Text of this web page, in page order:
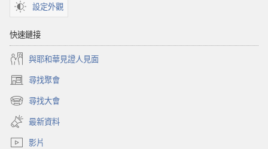
設定外觀
快速鏈接
與耶和華見證人見面
尋找聚會
（開
啟
新
視
窗）
尋找大會
（開
啟
新
視
最新資料
影片